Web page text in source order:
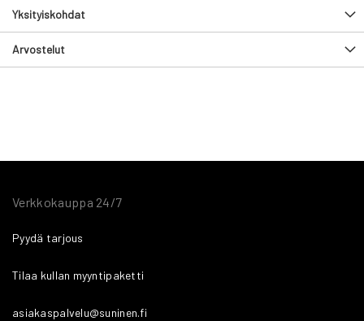
Yksityiskohdat
Arvostelut
Verkkokauppa 24/7
Pyydä tarjous
Tilaa kullan myyntipaketti
asiakaspalvelu@suninen.fi